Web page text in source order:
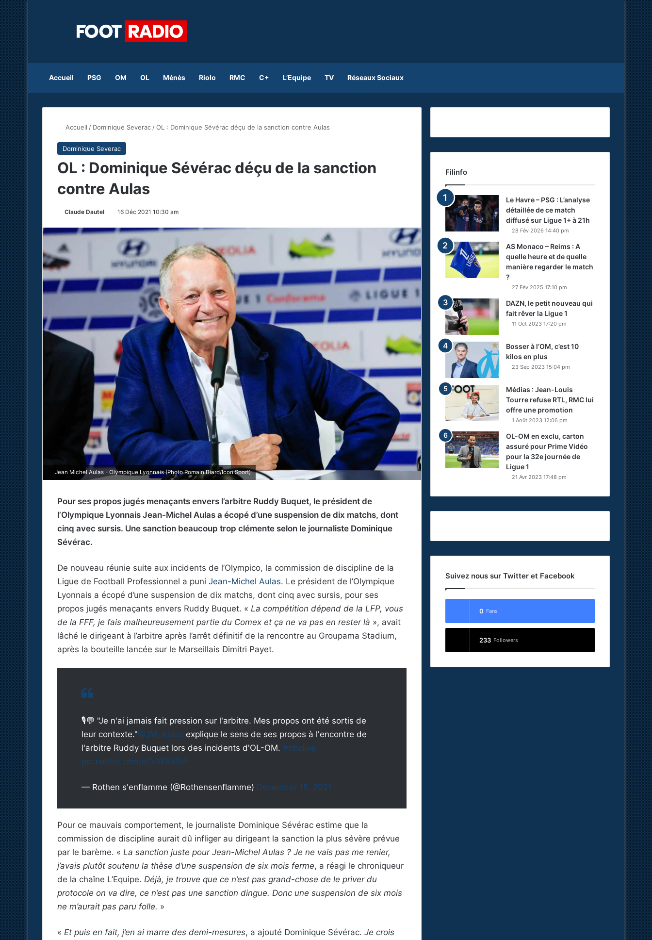
Accueil PSG OM OL Ménès Riolo RMC C+ L’Equipe TV Réseaux Sociaux
Accueil / Dominique Severac /OL : Dominique Sévérac déçu de la sanction contre Aulas
Dominique Severac
OL : Dominique Sévérac déçu de la sanction
contre Aulas
Claude Dautel 16 Déc 2021 10:30 am
Jean Michel Aulas - Olympique Lyonnais (Photo Romain Biard/Icon Sport)
Pour ses propos jugés menaçants envers l’arbitre Ruddy Buquet, le président de
l’Olympique Lyonnais Jean-Michel Aulas a écopé d’une suspension de dix matchs, dont
cinq avec sursis. Une sanction beaucoup trop clémente selon le journaliste Dominique
Sévérac.
De nouveau réunie suite aux incidents de l’Olympico, la commission de discipline de la
Ligue de Football Professionnel a puni Jean-Michel Aulas. Le président de l’Olympique
Lyonnais a écopé d’une suspension de dix matchs, dont cinq avec sursis, pour ses
propos jugés menaçants envers Ruddy Buquet. « La compétition dépend de la LFP, vous
de la FFF, je fais malheureusement partie du Comex et ça ne va pas en rester là », avait
lâché le dirigeant à l’arbitre après l’arrêt définitif de la rencontre au Groupama Stadium,
après la bouteille lancée sur le Marseillais Dimitri Payet.
🎙💬 "Je n'ai jamais fait pression sur l'arbitre. Mes propos ont été sortis de
leur contexte."@JM_Aulas explique le sens de ses propos à l'encontre de
l'arbitre Ruddy Buquet lors des incidents d'OL-OM. #rmclive
pic.twitter.com/oZsYFA8BiP
— Rothen s'enflamme (@Rothensenflamme) December 15, 2021
Pour ce mauvais comportement, le journaliste Dominique Sévérac estime que la
commission de discipline aurait dû infliger au dirigeant la sanction la plus sévère prévue
par le barème. « La sanction juste pour Jean-Michel Aulas ? Je ne vais pas me renier,
j’avais plutôt soutenu la thèse d’une suspension de six mois ferme, a réagi le chroniqueur
de la chaîne L’Equipe. Déjà, je trouve que ce n’est pas grand-chose de le priver du
protocole on va dire, ce n’est pas une sanction dingue. Donc une suspension de six mois
ne m’aurait pas paru folle. »
« Et puis en fait, j’en ai marre des demi-mesures, a ajouté Dominique Sévérac. Je crois
Filinfo
Le Havre – PSG : L’analyse
détaillée de ce match
diffusé sur Ligue 1+ à 21h
28 Fév 2026 14:40 pm
AS Monaco – Reims : A
quelle heure et de quelle
manière regarder le match
?
27 Fév 2025 17:10 pm
DAZN, le petit nouveau qui
fait rêver la Ligue 1
11 Oct 2023 17:20 pm
Bosser à l’OM, c’est 10
kilos en plus
23 Sep 2023 15:04 pm
Médias : Jean-Louis
Tourre refuse RTL, RMC lui
offre une promotion
1 Août 2023 12:06 pm
OL-OM en exclu, carton
assuré pour Prime Vidéo
pour la 32e journée de
Ligue 1
21 Avr 2023 17:48 pm
Suivez nous sur Twitter et Facebook
0 Fans
233 Followers